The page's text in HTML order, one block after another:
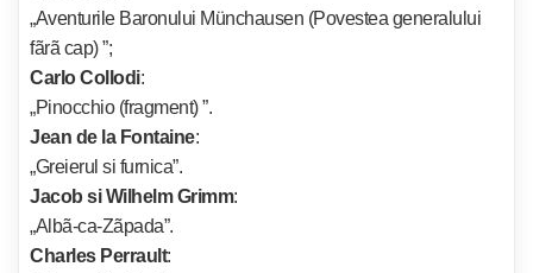
„Aventurile Baronului Münchausen (Povestea generalului
fãrã cap) ”;
Carlo Collodi:
„Pinocchio (fragment) ”.
Jean de la Fontaine:
„Greierul si furnica”.
Jacob si Wilhelm Grimm:
„Albã-ca-Zãpada”.
Charles Perrault: